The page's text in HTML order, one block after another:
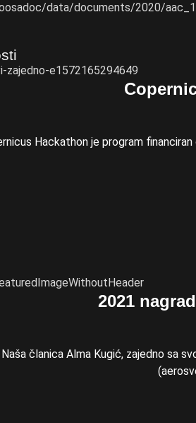
data/documents/2020/
Hackathon je program
2021
Naša članica Alma Kugić, zajedno sa